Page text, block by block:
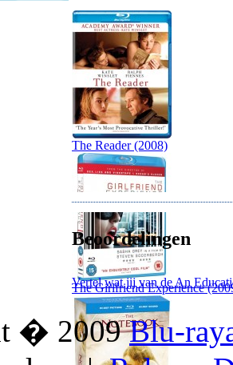
The Reader (2008)
The Girlfriend Experience
Beoordelingen
Vertel wat jij van de An
� 2009Blu-